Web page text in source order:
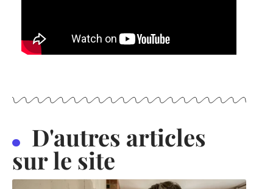
D'autres articles
sur le site